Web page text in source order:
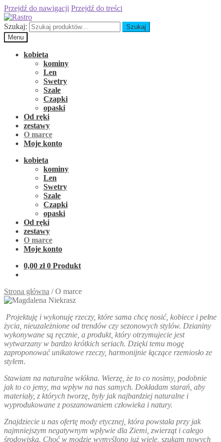
Przejdź do nawigacji Przejdź do treści
Szukaj:
Szukaj
Menu
kobieta
kominy
Len
Swetry
Szale
Czapki
opaski
Od ręki
zestawy
O marce
Moje konto
kobieta
kominy
Len
Swetry
Szale
Czapki
opaski
Od ręki
zestawy
O marce
Moje konto
0,00 zł 0 Produkt
Strona główna /O marce
Projektuję i wykonuję rzeczy, które sama chcę nosić, kobiece i pełne
życia, nieuzależnione od trendów czy sezonowych stylów. Dzianiny
wykonywane są ręcznie, a produkt, który otrzymujecie jest
wytwarzany w bardzo krótkich seriach. Dzięki temu mogę
zaproponować unikatowe rzeczy, harmonijnie łączące rzemiosło ze
stylem.
Stawiam na naturalne włókna. Wierzę, że to co nosimy, podobnie
jak to co jemy, ma wpływ na nas samych. Dokładam starań, aby
materiały, z których tworzę, były jak najbardziej naturalne i
wyprodukowane z poszanowaniem człowieka i natury.
Znajdziecie u nas ofertę mody etycznej, która powstała przy jak
najmniejszym negatywnym wpływie dla Ziemi, zwierząt i całego
środowiska. Choć w modzie wymyślono już wiele, szukam nowych